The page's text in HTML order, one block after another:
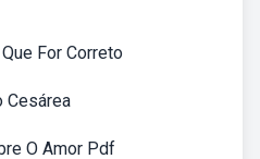
For Correto
Cesárea
O Amor Pdf